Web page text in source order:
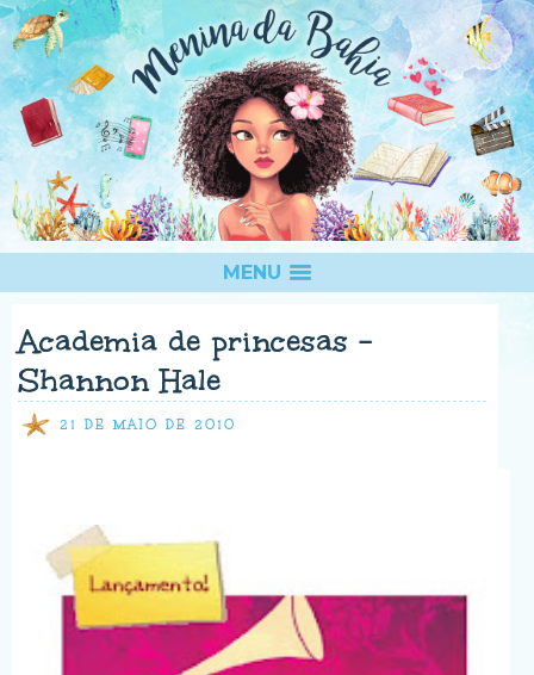
MENU
Academia de princesas -
Shannon Hale
21 DE MAIO DE 2010